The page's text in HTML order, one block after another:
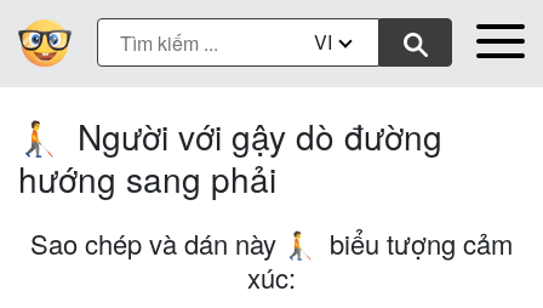
VI
🧑‍🦯‍➡️
Người với gậy dò đường
hướng sang phải
Sao chép và dán này 🧑‍🦯‍➡️
biểu tượng cảm
xúc: